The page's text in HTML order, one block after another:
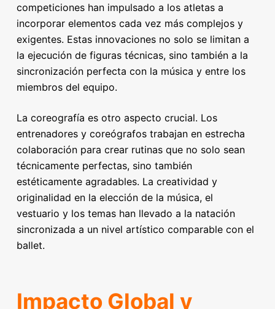
competiciones han impulsado a los atletas a
incorporar elementos cada vez más complejos y
exigentes. Estas innovaciones no solo se limitan a
la ejecución de figuras técnicas, sino también a la
sincronización perfecta con la música y entre los
miembros del equipo.
La coreografía es otro aspecto crucial. Los
entrenadores y coreógrafos trabajan en estrecha
colaboración para crear rutinas que no solo sean
técnicamente perfectas, sino también
estéticamente agradables. La creatividad y
originalidad en la elección de la música, el
vestuario y los temas han llevado a la natación
sincronizada a un nivel artístico comparable con el
ballet.
Impacto Global y